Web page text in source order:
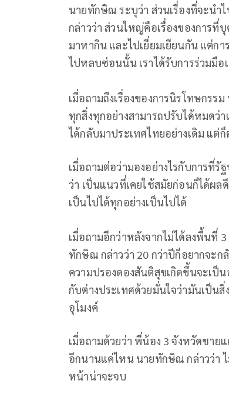
นายทักษิณ ระบุว่า ส่วนเรื่องที่จะนำ
กล่าวว่า ส่วนใหญ่คือเรื่องของการที่
มาหากิน และไปเยี่ยมเยียนกัน แต่กา
ไปหลบซ่อนนั้น เราได้รับการร่วมมือ
เมื่อถามถึงเรื่องของการนิรโทษกร
ทุกสิ่งทุกอย่างสามารถปรับได้หมดว่
ได้กลับมาประเทศไทยอย่างเดิม แ
เมื่อถามต่อว่ามองอย่างไรกับการที่
ว่า เป็นแนวที่เคยใช้สมัยก่อนก็ได้ผ
เป็นไปได้ทุกอย่างเป็นไปได้
เมื่อถามอีกว่าหลังจากไม่ได้ลงพื้นที่
ทักษิณ กล่าวว่า 20 กว่าปีก็อยากจะ
ความปรองดองสันติสุขเกิดขึ้นจะเป็
กับต่างประเทศด้วยมั่นใจว่ามันเป็น
อุโมงค์
เมื่อถามด้วยว่า พี่น้อง 3 จังหวัดชา
อีกนานแค่ไหน นายทักษิณ กล่าวว่า
หน้าน่าจะจบ